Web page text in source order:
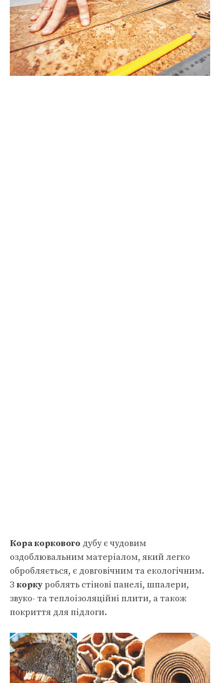
Коракоркового дубу є чудовим
оздоблювальним матеріалом, який легко
обробляється, є довговічним та екологічним.
З коркуроблять стінові панелі, шпалери,
звуко- та теплоізоляційні плити, а також
покриття для підлоги.